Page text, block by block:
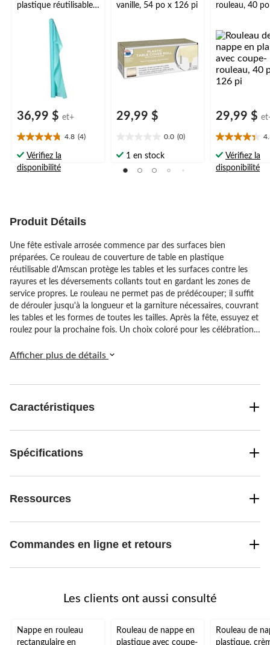
plastique réutilisable,
très long, couleurs
variées, 40 x 250 pi,
pour Noël, Action de
grâce, jour de l'An,
anniversaire
36,99 $ et+
4.8 (4)
4.8
étoile(s)
sur
Vérifiez la
disponibilité
vanille, 54 po x 126 pi
29,99 $
0.0 (0)
étoile(s)
1 en stock
rouleau, 40
29,99 $
4.3
étoile(s)
sur
Vérifiez la
disponibilité
Produit Détails
Une fête estivale arrosée commence par des surfaces bien
préparées. Ce rouleau de couverture de table en plastique
réutilisable d'Amscan protège les tables et les surfaces contre les
rayures et les déversements collants tout en gardant les zones de
service propres. Le rouleau ne permet pas de prédécouper; il suffit
de dérouler jusqu'à la longueur et la garniture nécessaires, couvrant
les tables et les formes de toutes les tailles. Après la fête, essuyez et
roulez pour la prochaine fois. Un choix coloré pour les célébrations
déversements pour les fêtes d'anniversaire.
Afficher plus de détails
Caractéristiques
Spécifications
Ressources
Commandes en ligne et retours
Les clients ont aussi consulté
Nappe en rouleau
rectangulaire en
Rouleau de nappe en
plastique avec coupe-
Rouleau de
plastique,